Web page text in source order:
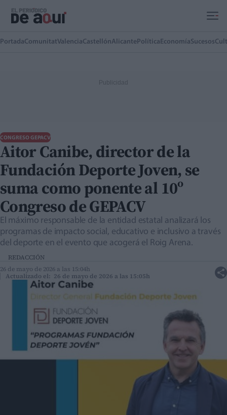
PortadaComunitatValenciaCastellónAlicante Política EconomíaSucesos
CONGRESO GEPACV
Aitor Canibe, director de la
Fundación Deporte Joven, se
suma como ponente al 10º
Congreso de GEPACV
El máximo responsable de la entidad estatal analizará los
programas de impacto social, educativo e inclusivo a través
del deporte en el evento que acogerá el Roig Arena.
REDACCIÓN
26 de mayo de 2026 a las 15:04h
Actualizado el: 26 de mayo de 2026 a las 15:05h